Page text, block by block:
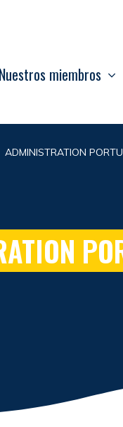
Nuestros miembros
ADMINISTRATION